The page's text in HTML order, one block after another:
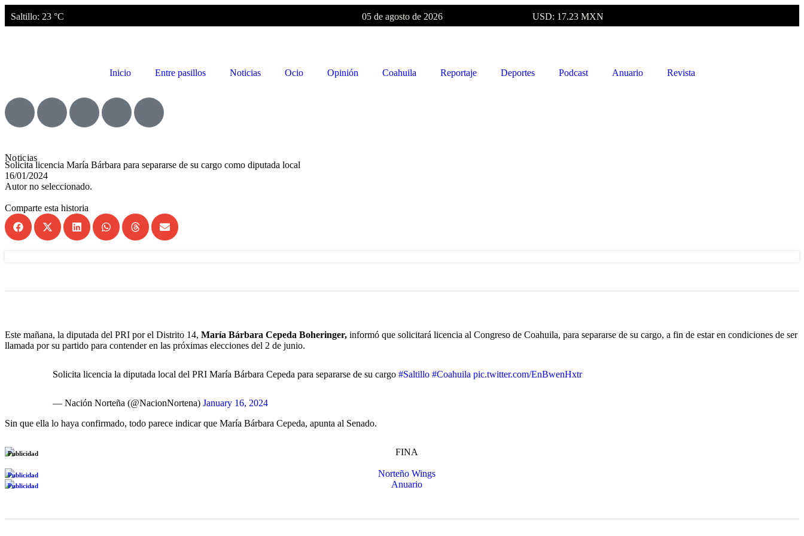
Saltillo: 23 °C 05 de agosto de 2026 USD: 17.23 MXN
Inicio Entre pasillos Noticias Ocio Opinión Coahuila Reportaje Deportes Podcast Anuario Revista
Noticias
Solicita licencia María Bárbara para separarse de su cargo como diputada local
16/01/2024
Autor no seleccionado.
Comparte esta historia
Este mañana, la diputada del PRI por el Distrito 14, María Bárbara Cepeda Boheringer, informó que solicitará licencia al Congreso de Coahuila, para separarse de su cargo, a fin de estar en condiciones de ser
llamada por su partido para contender en las próximas elecciones del 2 de junio.
Solicita licencia la diputada local del PRI María Bárbara Cepeda para separarse de su cargo #Saltillo #Coahuila pic.twitter.com/EnBwenHxtr
— Nación Norteña (@NacionNortena) January 16, 2024
Sin que ella lo haya confirmado, todo parece indicar que María Bárbara Cepeda, apunta al Senado.
Publicidad
Publicidad
Publicidad